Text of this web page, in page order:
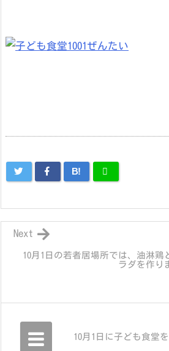
B!
10月1日の若者居場所では、油淋鶏
ラダを作り
Next
10月1日に子ども食堂